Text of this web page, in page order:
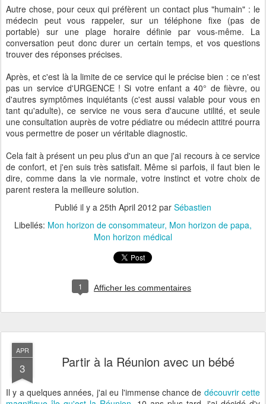
Autre chose, pour ceux qui préfèrent un contact plus "humain" : le
médecin peut vous rappeler, sur un téléphone fixe (pas de
portable) sur une plage horaire définie par vous-même. La
conversation peut donc durer un certain temps, et vos questions
trouver des réponses précises.
Après, et c'est là la limite de ce service qui le précise bien : ce n'est
pas un service d'URGENCE ! Si votre enfant a 40° de fièvre, ou
d'autres symptômes inquiétants (c'est aussi valable pour vous en
tant qu'adulte), ce service ne vous sera d'aucune utilité, et seule
une consultation auprès de votre pédiatre ou médecin attitré pourra
vous permettre de poser un véritable diagnostic.
Cela fait à présent un peu plus d'un an que j'ai recours à ce service
de confort, et j'en suis très satisfait. Même si parfois, il faut bien le
dire, comme dans la vie normale, votre instinct et votre choix de
parent restera la meilleure solution.
Publié il y a 25th April 2012 par Sébastien
Libellés: Mon horizon de consommateur Mon horizon de papa
Mon horizon médical
1 Afficher les commentaires
APR
3 Partir à la Réunion avec un bébé
Il y a quelques années, j'ai eu l'immense chance de découvrir cette